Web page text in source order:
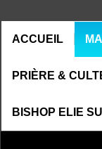
ACCUEIL
PRIÈRE &
BISHOP ELIE